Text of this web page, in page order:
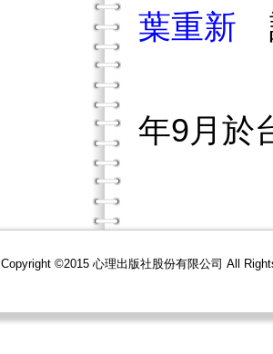
葉重新
年9月於
Copyright ©2015 心理出版社股份有限公司 All